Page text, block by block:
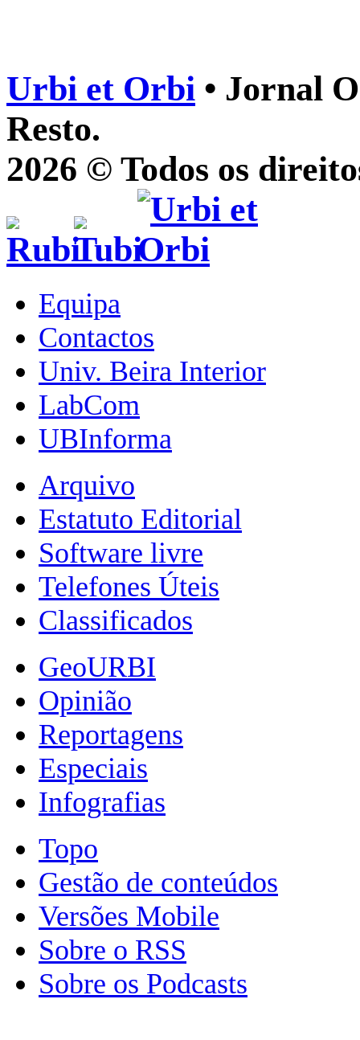
Urbi et Orbi • Jornal
Resto.
2026 © Todos os
Equipa
Contactos
Univ. Beira Interior
LabCom
UBInforma
Arquivo
Estatuto Editorial
Software livre
Telefones Úteis
Classificados
GeoURBI
Opinião
Reportagens
Especiais
Infografias
Topo
Gestão de conteúdos
Versões Mobile
Sobre o RSS
Sobre os Podcasts